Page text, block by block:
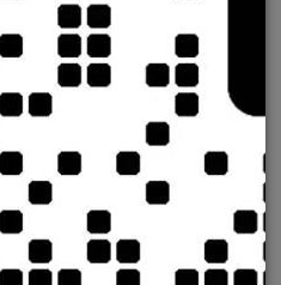
（
PlayfairDisplay
、
（
BespokeSerif）；
字体
、 MyFonts
筛选商用授权